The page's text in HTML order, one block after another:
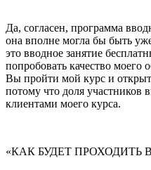
Да, согласен, программа
она вполне могла бы быть
это вводное занятие
попробовать качество моего
Вы пройти мой курс и
потому что доля участников
клиентами моего курса.
«КАК БУДЕТ ПРОХОДИТЬ